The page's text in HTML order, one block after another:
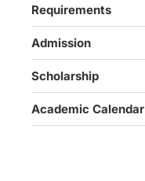
Requirements
Admission
Scholarship
Academic Calendar